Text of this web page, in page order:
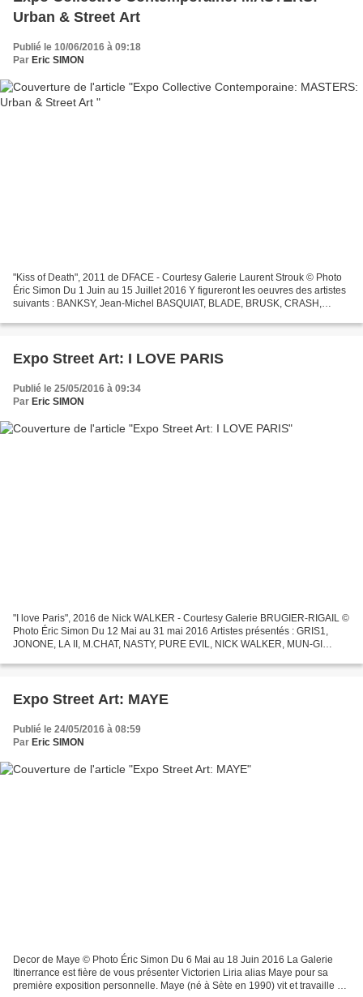
Urban & Street Art
Publié le 10/06/2016 à 09:18
Par Eric SIMON
"Kiss of Death", 2011 de DFACE - Courtesy Galerie Laurent Strouk © Photo
Éric Simon Du 1 Juin au 15 Juillet 2016 Y figureront les oeuvres des artistes
suivants : BANKSY, Jean-Michel BASQUIAT, BLADE, BRUSK, CRASH,
Expo Street Art: I LOVE PARIS
Publié le 25/05/2016 à 09:34
Par Eric SIMON
"I love Paris", 2016 de Nick WALKER - Courtesy Galerie BRUGIER-RIGAIL ©
Photo Éric Simon Du 12 Mai au 31 mai 2016 Artistes présentés : GRIS1,
JONONE, LA II, M.CHAT, NASTY, PURE EVIL, NICK WALKER, MUN-GI
Expo Street Art: MAYE
Publié le 24/05/2016 à 08:59
Par Eric SIMON
Decor de Maye © Photo Éric Simon Du 6 Mai au 18 Juin 2016 La Galerie
Itinerrance est fière de vous présenter Victorien Liria alias Maye pour sa
première exposition personnelle. Maye (né à Sète en 1990) vit et travaille à